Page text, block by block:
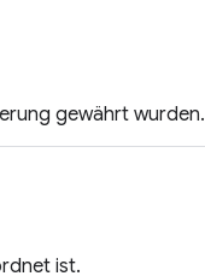
gewährt wurden.
ist.